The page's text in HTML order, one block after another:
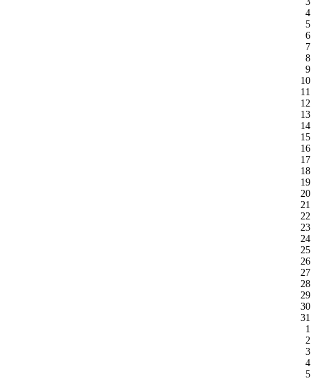
4
5
6
7
8
9
10
11
12
13
14
15
16
17
18
19
20
21
22
23
24
25
26
27
28
29
30
31
1
2
3
4
5